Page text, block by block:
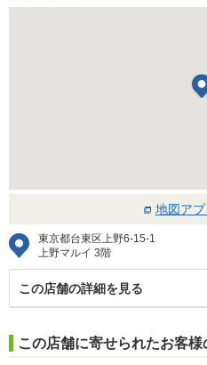
地図ア
東京都台東区上野6-15-1
上野マルイ 3階
この店舗の詳細を見る
この店舗に寄せられたお客様